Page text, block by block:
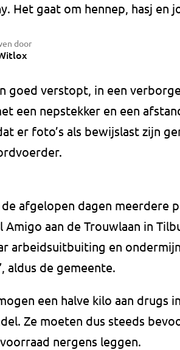
Het gaat om hennep, hasj en
door
goed verstopt, in een
een nepstekker en een
er foto’s als bewijslast zijn
afgelopen dagen meerdere
Amigo aan de Trouwlaan in
arbeidsuitbuiting en
aldus de gemeente.
een halve kilo aan drugs
Ze moeten dus steeds
nergens leggen.